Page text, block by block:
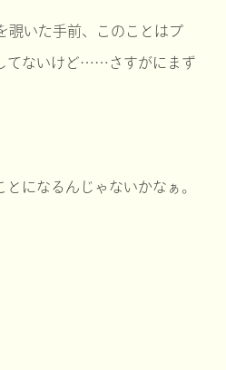
覗いた手前、このことはプ
てないけど……さすがにまず
になるんじゃないかなぁ。